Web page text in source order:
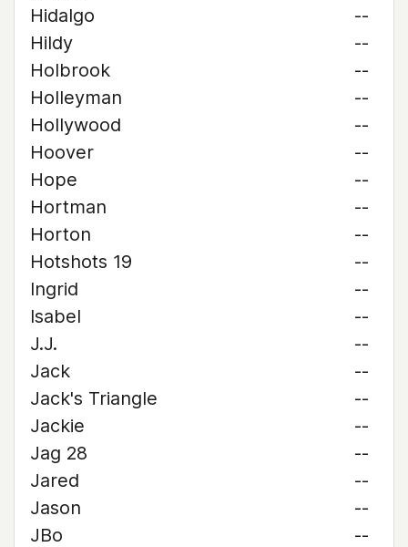
Hidalgo
--
Hildy
--
Holbrook
--
Holleyman
--
Hollywood
--
Hoover
--
Hope
--
Hortman
--
Horton
--
Hotshots 19
--
Ingrid
--
Isabel
--
J.J.
--
Jack
--
Jack's Triangle
--
Jackie
--
Jag 28
--
Jared
--
Jason
--
JBo
--